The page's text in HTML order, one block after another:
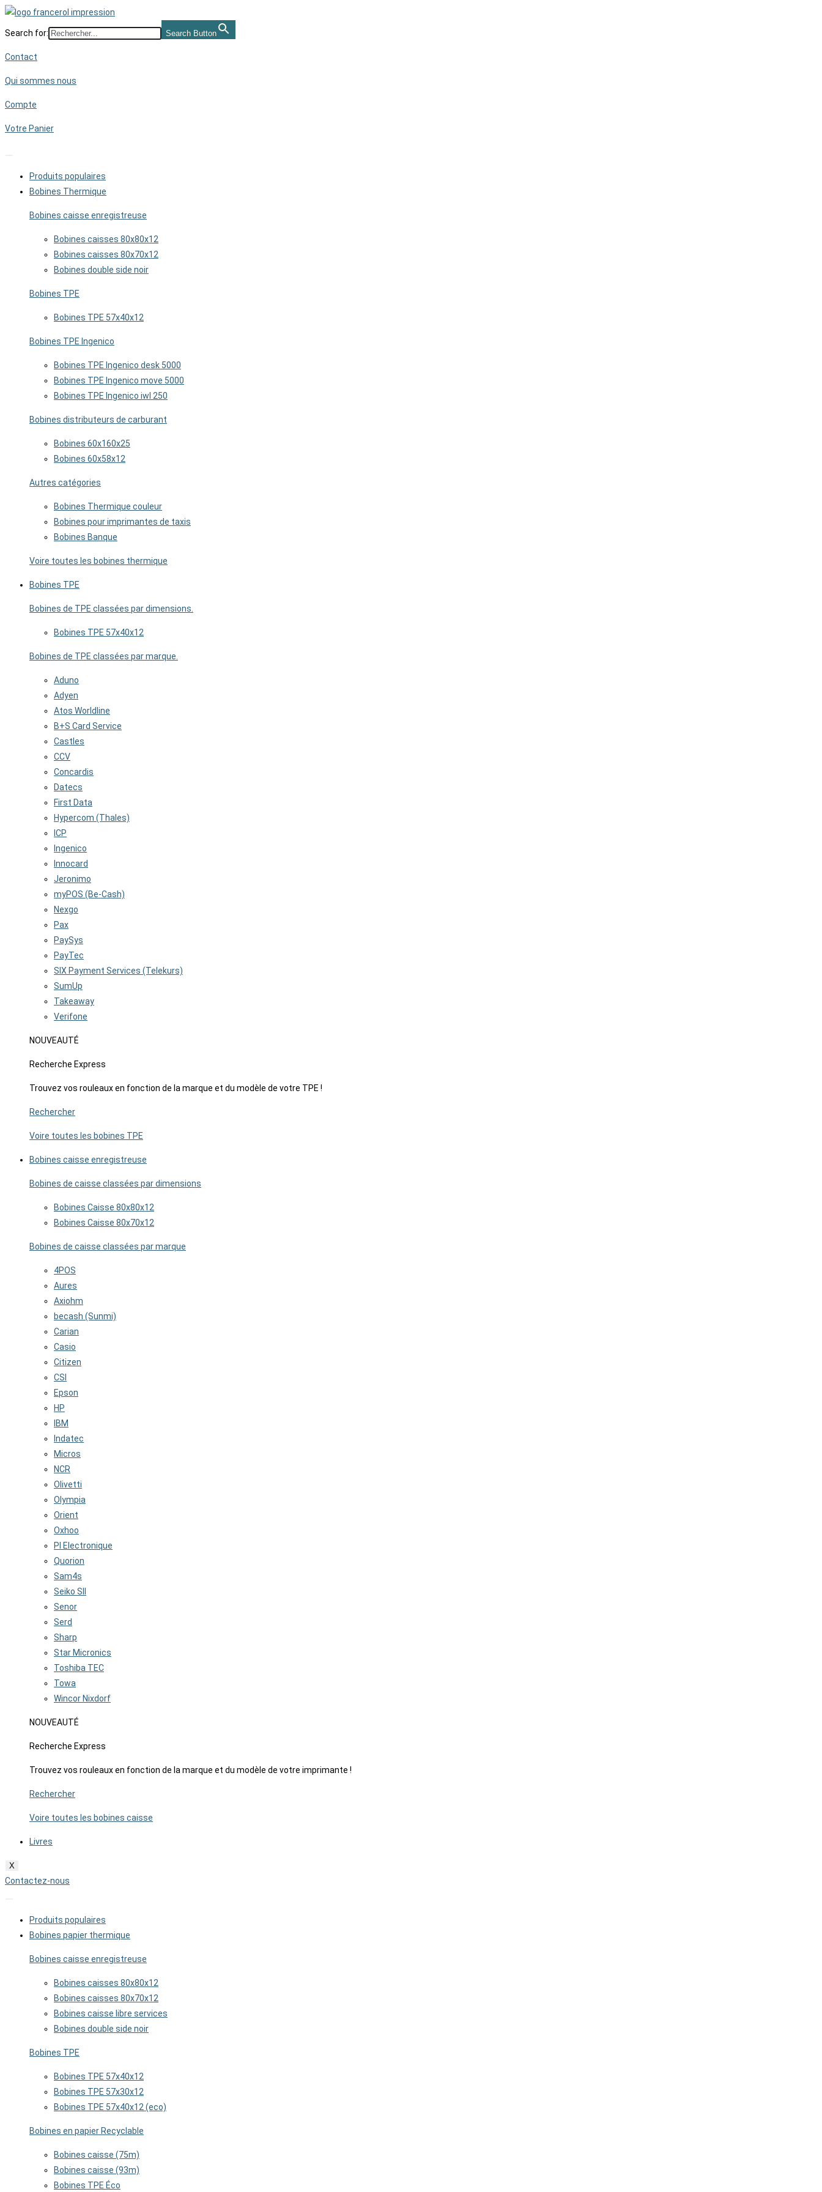
Skip
Search for: Search Button
Contact
Qui sommes nous
Compte
Votre Panier
Produits populaires
Bobines Thermique
Bobines caisse enregistreuse
Bobines caisses 80x80x12
Bobines caisses 80x70x12
Bobines double side noir
Bobines TPE
Bobines TPE 57x40x12
Bobines TPE Ingenico
Bobines TPE Ingenico desk 5000
Bobines TPE Ingenico move 5000
Bobines TPE Ingenico iwl 250
Bobines distributeurs de carburant
Bobines 60x160x25
Bobines 60x58x12
Autres catégories
Bobines Thermique couleur
Bobines pour imprimantes de taxis
Bobines Banque
Voire toutes les bobines thermique
Bobines TPE
Bobines de TPE classées par dimensions.
Bobines TPE 57x40x12
Bobines de TPE classées par marque.
Aduno
Adyen
Atos Worldline
B+S Card Service
Castles
CCV
Concardis
Datecs
First Data
Hypercom (Thales)
ICP
Ingenico
Innocard
Jeronimo
myPOS (Be-Cash)
Nexgo
Pax
PaySys
PayTec
SIX Payment Services (Telekurs)
SumUp
Takeaway
Verifone
NOUVEAUTÉ
Recherche Express
Trouvez vos rouleaux en fonction de la marque et du modèle de votre TPE !
Rechercher
Voire toutes les bobines TPE
Bobines caisse enregistreuse
Bobines de caisse classées par dimensions
Bobines Caisse 80x80x12
Bobines Caisse 80x70x12
Bobines de caisse classées par marque
4POS
Aures
Axiohm
becash (Sunmi)
Carian
Casio
Citizen
CSI
Epson
HP
IBM
Indatec
Micros
NCR
Olivetti
Olympia
Orient
Oxhoo
PI Electronique
Quorion
Sam4s
Seiko SII
Senor
Serd
Sharp
Star Micronics
Toshiba TEC
Towa
Wincor Nixdorf
NOUVEAUTÉ
Recherche Express
Trouvez vos rouleaux en fonction de la marque et du modèle de votre imprimante !
Rechercher
Voire toutes les bobines caisse
Livres
X
Contactez-nous
Produits populaires
Bobines papier thermique
Bobines caisse enregistreuse
Bobines caisses 80x80x12
Bobines caisses 80x70x12
Bobines caisse libre services
Bobines double side noir
Bobines TPE
Bobines TPE 57x40x12
Bobines TPE 57x30x12
Bobines TPE 57x40x12 (eco)
Bobines en papier Recyclable
Bobines caisse (75m)
Bobines caisse (93m)
Bobines TPE Éco